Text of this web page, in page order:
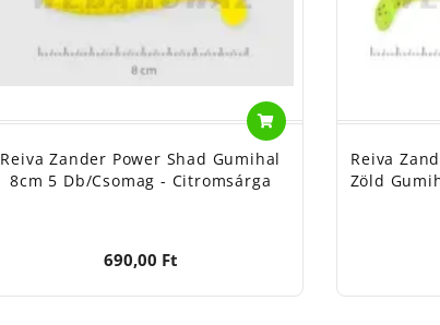
Reiva Zander Power Shad Gumihal
8cm 5 Db/csomag - Citromsárga
690,00 Ft
Reiva
Zöld